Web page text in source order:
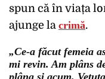
spun că în viața
ajunge la crimă.
„Ce-a făcut femeia
mi revin. Am plâns